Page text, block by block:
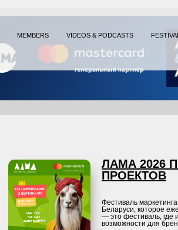
MEMBERS VIDEOS & PODCASTS
Фестиваль
Беларуси, которое
— это фестиваль, где
возможности для
ЛАМА 2026
ПРОЕКТОВ